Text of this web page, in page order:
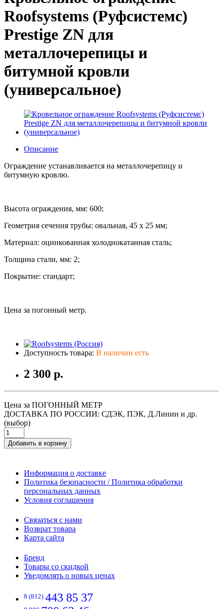
Roofsystems (Руфсистемс)
Prestige ZN для
металлочерепицы и
битумной кровли
(универсальное)
Описание
Ограждение устанавливается на металлочерепицу и
битумную кровлю.
Высота ограждения, мм: 600;
Геометрия сечения трубы: овальная, 45 x 25 мм;
Материал: оцинкованная холоднокатанная сталь;
Толщина стали, мм: 2;
Покрытие: стандарт;
Цена за погонный метр.
Доступность товара: В наличии есть
2 300 р.
Цена за ПОГОННЫЙ МЕТР
ДОСТАВКА ПО РОССИИ: СДЭК, ПЭК, Д.Линии и др.
(выбор)
Добавить в корзину
Информация о доставке
Политика безопасности / Политика обработки
персональных данных
Условия соглашения
Связаться с нами
Возврат товара
Карта сайта
Бренд
Товары со скидкой
Уведомлять о новых ценах
8 (812) 443 85 37